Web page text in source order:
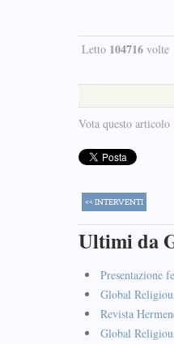
Letto 104716 volte
Vota questo articolo
<< INTERVENTI
Ultimi da
Presentazione
Global
Revista
Global